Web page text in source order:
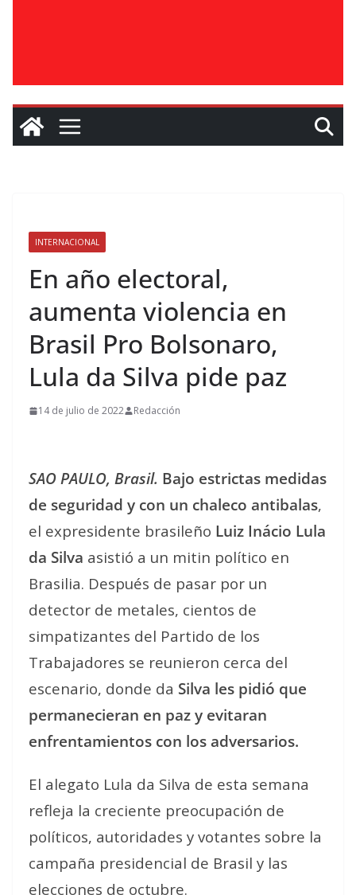
INTERNACIONAL
En año electoral,
aumenta violencia en
Brasil Pro Bolsonaro,
Lula da Silva pide paz
14 de julio de 2022 Redacción
SAO PAULO, Brasil. Bajo estrictas medidas
de seguridad y con un chaleco antibalas,
el expresidente brasileño Luiz Inácio Lula
da Silva asistió a un mitin político en
Brasilia. Después de pasar por un
detector de metales, cientos de
simpatizantes del Partido de los
Trabajadores se reunieron cerca del
escenario, donde da Silva les pidió que
permanecieran en paz y evitaran
enfrentamientos con los adversarios.
El alegato Lula da Silva de esta semana
refleja la creciente preocupación de
políticos, autoridades y votantes sobre la
campaña presidencial de Brasil y las
elecciones de octubre.